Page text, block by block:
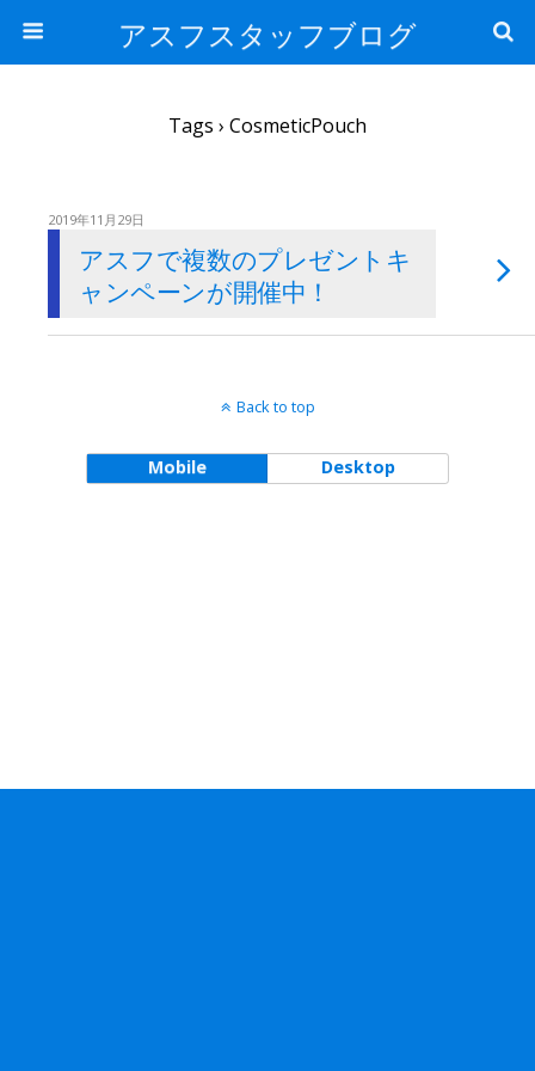
アスフスタッフブログ
Tags › CosmeticPouch
2019年11月29日
アスフで複数のプレゼントキ
ャンペーンが開催中！
Back to top
Mobile Desktop